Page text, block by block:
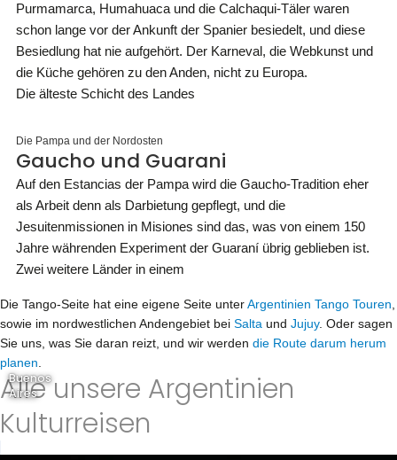
Purmamarca, Humahuaca und die Calchaqui-Täler waren
schon lange vor der Ankunft der Spanier besiedelt, und diese
Besiedlung hat nie aufgehört. Der Karneval, die Webkunst und
die Küche gehören zu den Anden, nicht zu Europa.
Die älteste Schicht des Landes
Die Pampa und der Nordosten
Gaucho und Guarani
Auf den Estancias der Pampa wird die Gaucho-Tradition eher
als Arbeit denn als Darbietung gepflegt, und die
Jesuitenmissionen in Misiones sind das, was von einem 150
Jahre währenden Experiment der Guaraní übrig geblieben ist.
Zwei weitere Länder in einem
Die Tango-Seite hat eine eigene Seite unterArgentinien Tango Touren
sowie im nordwestlichen Andengebiet bei Salta und Jujuy. Oder sagen
Sie uns, was Sie daran reizt, und wir werden die Route darum herum
planen
Alle unsere Argentinien
Kulturreisen
Buenos
Aires